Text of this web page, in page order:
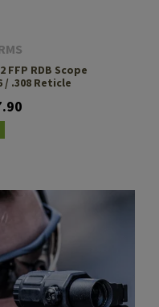
FFP RDB Scope
/ .308 Reticle